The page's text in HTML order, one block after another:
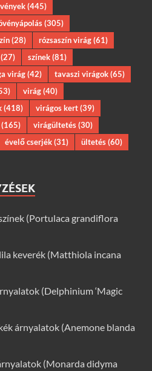
(445)
(305)
(28) rózsaszín virág(61)
(27) színek(81)
virág(42) tavaszi virágok(65)
virág(40)
(418) virágos kert(39)
(165) virágültetés(30)
évelő cserjék(31) ültetés(60)
(Portulaca grandiflora
keverék (Matthiola incana
(Delphinium ‘Magic
árnyalatok (Anemone blanda
(Monarda didyma